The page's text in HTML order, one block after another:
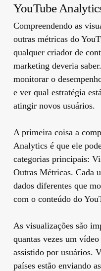
YouTube
Compreendendo as
outras métricas do
qualquer criador de
marketing deveria
monitorar o
e ver qual estratégia
atingir novos usuários.
A primeira coisa a
Analytics é que ele
categorias principais:
Outras Métricas. Cada
dados diferentes que
com o conteúdo do
As visualizações são
quantas vezes um
assistido por usuários.
países estão enviando